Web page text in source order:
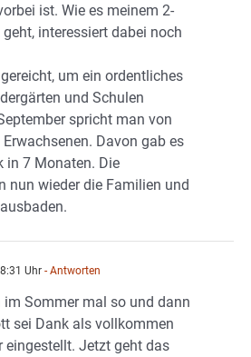
ist. Wie es meinem 2-
interessiert dabei noch
um ein ordentliches
und Schulen
spricht man von
Davon gab es
in 7 Monaten. Die
nun wieder die Familien und
Uhr - Antworten
Sommer mal so und dann
sei Dank als vollkommen
eingestellt. Jetzt geht das